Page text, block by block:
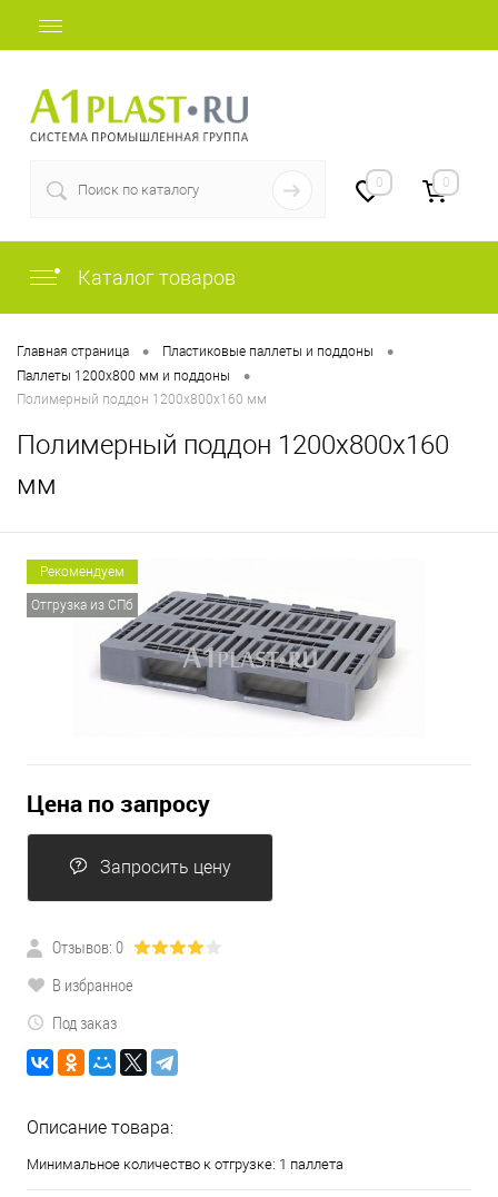
0 0
Каталог товаров
Главная страница • Пластиковые паллеты и поддоны •
Паллеты 1200х800 мм и поддоны •
Полимерный поддон 1200х800х160 мм
Полимерный поддон 1200х800х160
мм
Рекомендуем
Отгрузка из СПб
Цена по запросу
Запросить цену
Отзывов: 0
В избранное
Под заказ
Описание товара:
Минимальное количество к отгрузке: 1 паллета